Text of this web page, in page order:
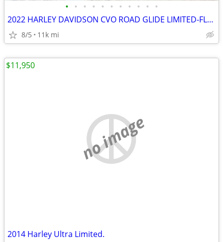
• • • • • • • • • • •
2022 HARLEY DAVIDSON CVO ROAD GLIDE LIMITED-FLTRKSE
8/5 11k mi
no image
2014 Harley Ultra Limited.
$11,950